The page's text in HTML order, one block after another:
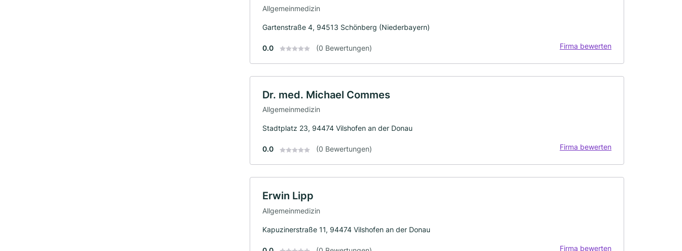
Allgemeinmedizin
Gartenstraße 4, 94513 Schönberg (Niederbayern)
0.0 (0 Bewertungen) Firma bewerten
Dr. med. Michael Commes
Allgemeinmedizin
Stadtplatz 23, 94474 Vilshofen an der Donau
0.0 (0 Bewertungen) Firma bewerten
Erwin Lipp
Allgemeinmedizin
Kapuzinerstraße 11, 94474 Vilshofen an der Donau
Firma bewerten